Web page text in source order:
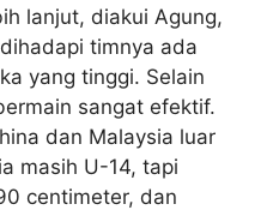
lanjut, diakui Agung,
timnya ada
yang tinggi. Selain
sangat efektif.
dan Malaysia luar
masih U-14, tapi
centimeter, dan